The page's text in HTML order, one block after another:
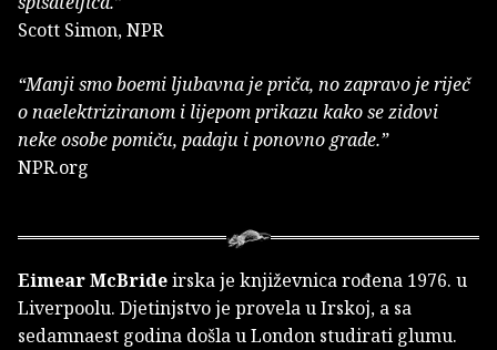
Scott Simon, NPR
“Manji smo boemi ljubavna je priča, no zapravo je riječ
o naelektriziranom i lijepom prikazu kako se zidovi
neke osobe pomiču, padaju i ponovno grade.”
NPR.org
Eimear McBrideirska je književnica rođena 1976. u
Liverpoolu. Djetinjstvo je provela u Irskoj, a sa
sedamnaest godina došla u London studirati glumu.